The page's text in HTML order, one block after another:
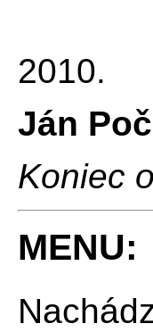
Toto
2010.
Ján
Koniec
MENU: